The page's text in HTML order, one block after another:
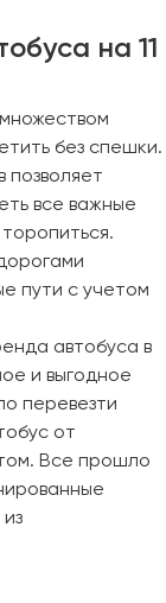
на 11
без спешки.
все важные
пути с учетом
автобуса в
и выгодное
перевезти
от
Все прошло